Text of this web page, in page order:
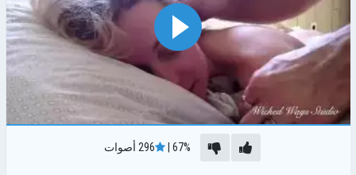
67%
|
296 أصوات